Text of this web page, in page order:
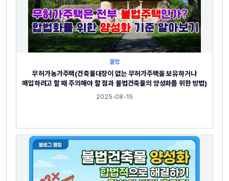
불법
무허가농가주택(건축물대장이 없는 무허가주택을 보유하거나
매입하려고 할 때 주의해야 할 점과 불법건축물의 양성화를 위한 방법)
2025-08-15